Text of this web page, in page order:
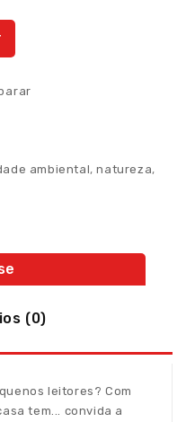
ambiental,natureza,
(0)
leitores? Com
tem... convida a